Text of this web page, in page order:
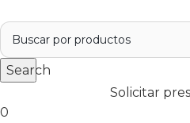
Search
Solicitar
0